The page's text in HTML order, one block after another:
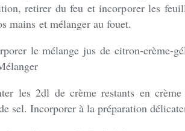
retirer du feu et incorporer les
mains et mélanger au fouet.
le mélange jus de citron-crème-
les 2dl de crème restants en
sel. Incorporer à la préparation